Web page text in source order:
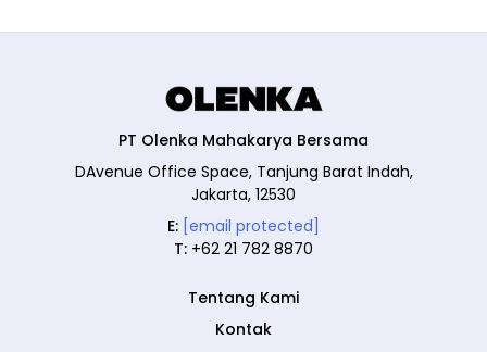
PT Olenka Mahakarya Bersama
DAvenue Office Space, Tanjung Barat Indah,
Jakarta, 12530
E: [email protected]
T: +62 21 782 8870
Tentang Kami
Kontak